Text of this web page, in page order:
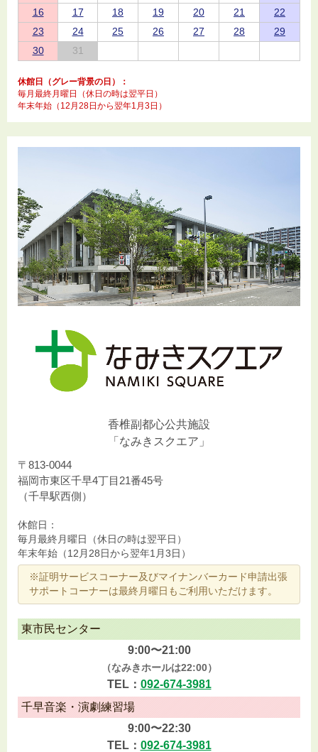
16
17 18 19 20 21
22
23
24 25 26 27 28
29
30
31
休館日（グレー背景の日）：
毎月最終月曜日（休日の時は翌平日）
年末年始（12月28日から翌年1月3日）
香椎副都心公共施設
「なみきスクエア」
〒813-0044
福岡市東区千早4丁目21番45号
（千早駅西側）
休館日：
毎月最終月曜日（休日の時は翌平日）
年末年始（12月28日から翌年1月3日）
※証明サービスコーナー及びマイナンバーカード申請出張
サポートコーナーは最終月曜日もご利用いただけます。
東市民センター
9:00〜21:00
（なみきホールは22:00）
TEL： 092-674-3981
千早音楽・演劇練習場
9:00〜22:30
TEL： 092-674-3981